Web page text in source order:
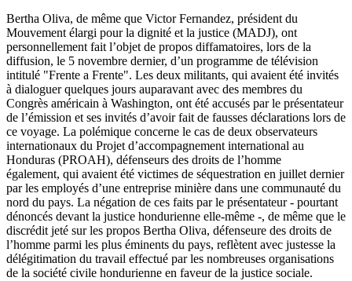
Bertha Oliva, de même que Victor Fernandez, président du
Mouvement élargi pour la dignité et la justice (MADJ), ont
personnellement fait l’objet de propos diffamatoires, lors de la
diffusion, le 5 novembre dernier, d’un programme de télévision
intitulé "Frente a Frente". Les deux militants, qui avaient été invités
à dialoguer quelques jours auparavant avec des membres du
Congrès américain à Washington, ont été accusés par le présentateur
de l’émission et ses invités d’avoir fait de fausses déclarations lors de
ce voyage. La polémique concerne le cas de deux observateurs
internationaux du Projet d’accompagnement international au
Honduras (PROAH), défenseurs des droits de l’homme
également, qui avaient été victimes de séquestration en juillet dernier
par les employés d’une entreprise minière dans une communauté du
nord du pays. La négation de ces faits par le présentateur - pourtant
dénoncés devant la justice hondurienne elle-même -, de même que le
discrédit jeté sur les propos Bertha Oliva, défenseure des droits de
l’homme parmi les plus éminents du pays, reflètent avec justesse la
délégitimation du travail effectué par les nombreuses organisations
de la société civile hondurienne en faveur de la justice sociale.